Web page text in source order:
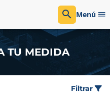
Menú
TU MEDIDA
Filtrar